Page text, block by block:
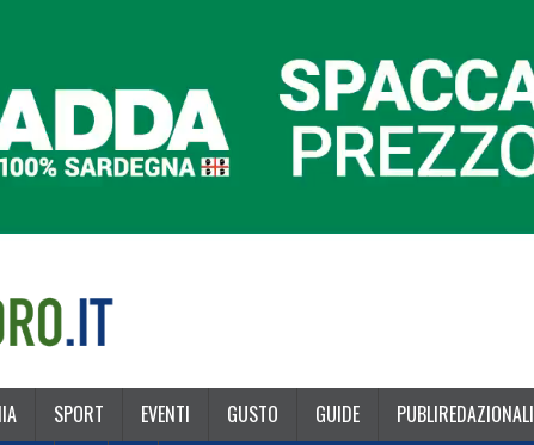
SPORT EVENTI GUSTO GUIDE PUBLIREDAZIONALI